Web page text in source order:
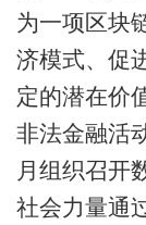
为一项区块
济模式、促
定的潜在价
非法金融活
月组织召开
社会力量通